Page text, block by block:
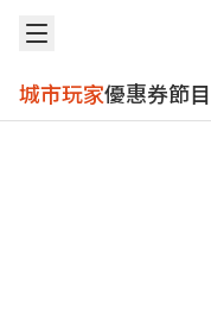
城市玩家優惠券節目